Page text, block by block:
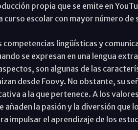
propia que se emite en
curso escolar con mayor número de
competencias lingüísticas y
se expresan en una lengua
son algunas de las
desde Foovy. No obstante, su
a la que pertenece. A los
añaden la pasión y la diversión
impulsar el aprendizaje de los